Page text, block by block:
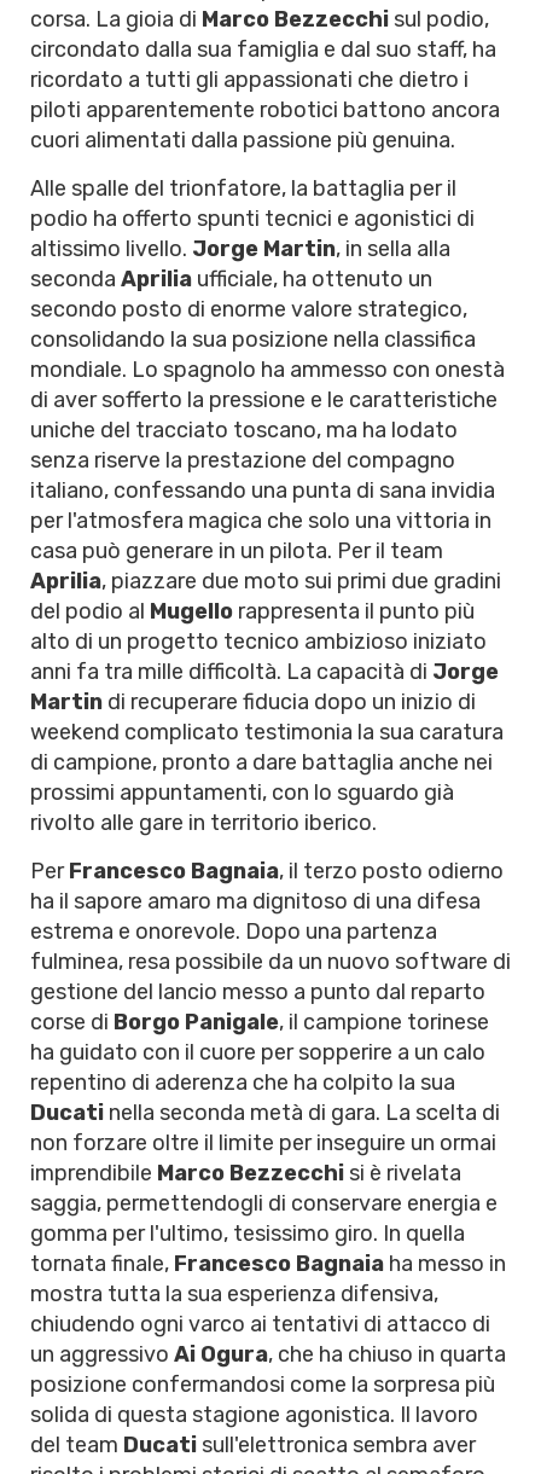
corsa. La gioia di Marco Bezzecchi sul podio,
circondato dalla sua famiglia e dal suo staff, ha
ricordato a tutti gli appassionati che dietro i
piloti apparentemente robotici battono ancora
cuori alimentati dalla passione più genuina.
Alle spalle del trionfatore, la battaglia per il
podio ha offerto spunti tecnici e agonistici di
altissimo livello. Jorge Martin, in sella alla
seconda Aprilia ufficiale, ha ottenuto un
secondo posto di enorme valore strategico,
consolidando la sua posizione nella classifica
mondiale. Lo spagnolo ha ammesso con onestà
di aver sofferto la pressione e le caratteristiche
uniche del tracciato toscano, ma ha lodato
senza riserve la prestazione del compagno
italiano, confessando una punta di sana invidia
per l'atmosfera magica che solo una vittoria in
casa può generare in un pilota. Per il team
Aprilia, piazzare due moto sui primi due gradini
del podio al Mugello rappresenta il punto più
alto di un progetto tecnico ambizioso iniziato
anni fa tra mille difficoltà. La capacità di Jorge
Martin di recuperare fiducia dopo un inizio di
weekend complicato testimonia la sua caratura
di campione, pronto a dare battaglia anche nei
prossimi appuntamenti, con lo sguardo già
rivolto alle gare in territorio iberico.
PerFrancesco Bagnaia, il terzo posto odierno
ha il sapore amaro ma dignitoso di una difesa
estrema e onorevole. Dopo una partenza
fulminea, resa possibile da un nuovo software di
gestione del lancio messo a punto dal reparto
corse di Borgo Panigale, il campione torinese
ha guidato con il cuore per sopperire a un calo
repentino di aderenza che ha colpito la sua
Ducati nella seconda metà di gara. La scelta di
non forzare oltre il limite per inseguire un ormai
imprendibile Marco Bezzecchi si è rivelata
saggia, permettendogli di conservare energia e
gomma per l'ultimo, tesissimo giro. In quella
tornata finale, Francesco Bagnaia ha messo in
mostra tutta la sua esperienza difensiva,
chiudendo ogni varco ai tentativi di attacco di
un aggressivo Ai Ogura, che ha chiuso in quarta
posizione confermandosi come la sorpresa più
solida di questa stagione agonistica. Il lavoro
del team Ducati sull'elettronica sembra aver